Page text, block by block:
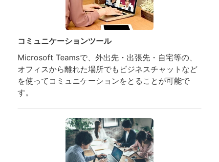
コミュニケーションツール
Microsoft Teamsで、外出先・出張先・自宅等の、
オフィスから離れた場所でもビジネスチャットなど
を使ってコミュニケーションをとることが可能で
す。